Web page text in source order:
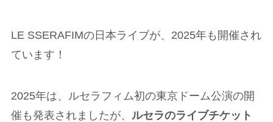
LE SSERAFIMの日本ライブが、2025年も開催され
ています！
2025年は、ルセラフィム初の東京ドーム公演の開
催も発表されましたが、 ルセラのライブチケット